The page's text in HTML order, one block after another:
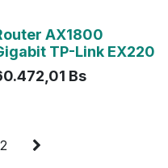
AgotadoAX1800
TP-Link EX220
Bs
2